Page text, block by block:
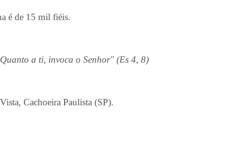
é de 15 mil fiéis.
a ti, invoca o Senhor" (Es 4, 8)
Cachoeira Paulista (SP).